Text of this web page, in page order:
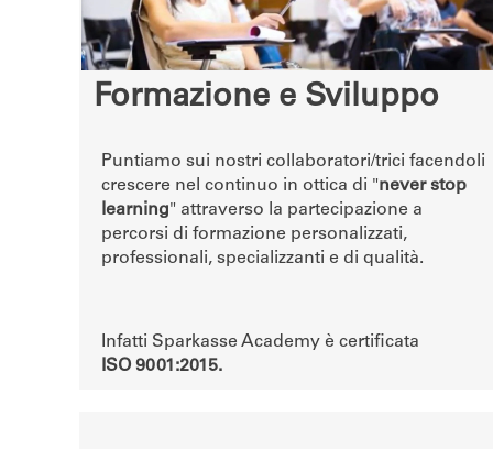
Formazione e Sviluppo
Puntiamo sui nostri collaboratori/trici facendoli
crescere nel continuo in ottica di "never stop
learning" attraverso la partecipazione a
percorsi di formazione personalizzati,
professionali, specializzanti e di qualità.
Infatti Sparkasse Academy è certificata
ISO 9001:2015.